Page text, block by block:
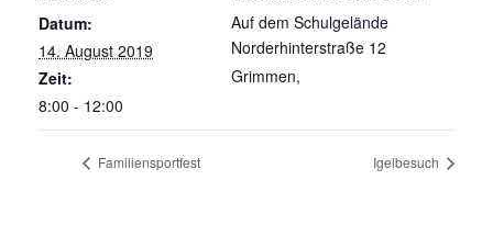
Datum:
14. August 2019
Zeit:
8:00 - 12:00
Auf dem Schulgelände
Norderhinterstraße 12
Grimmen,
Familiensportfest Igelbesuch